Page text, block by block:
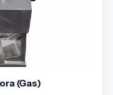
(Gas)